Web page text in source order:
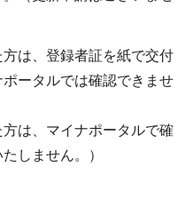
は、登録者証を紙で交付
ータルでは確認できませ
は、マイナポータルで確
しません。）